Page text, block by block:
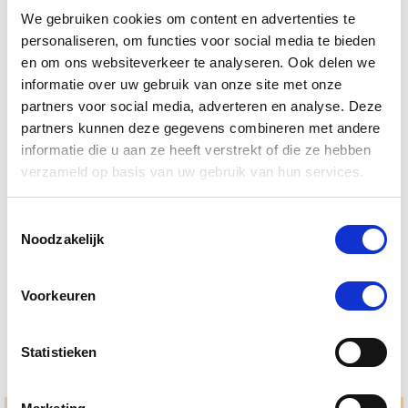
We gebruiken cookies om content en advertenties te
personaliseren, om functies voor social media te bieden
en om ons websiteverkeer te analyseren. Ook delen we
informatie over uw gebruik van onze site met onze
partners voor social media, adverteren en analyse. Deze
partners kunnen deze gegevens combineren met andere
informatie die u aan ze heeft verstrekt of die ze hebben
verzameld op basis van uw gebruik van hun services.
Noodzakelijk
Voorkeuren
Statistieken